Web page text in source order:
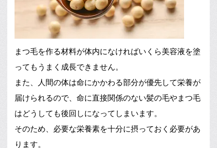
まつ毛を作る材料が体内になければいくら美容液を塗
ってもうまく成長できません。
また、人間の体は命にかかわる部分が優先して栄養が
届けられるので、命に直接関係のない髪の毛やまつ毛
はどうしても後回しになってしまいます。
そのため、必要な栄養素を十分に摂っておく必要があ
ります。